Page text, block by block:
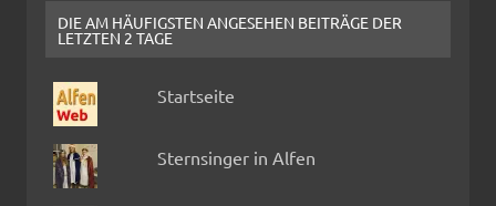
DIE AM HÄUFIGSTEN ANGESEHEN BEITRÄGE DER
LETZTEN 2 TAGE
Startseite
Sternsinger in Alfen